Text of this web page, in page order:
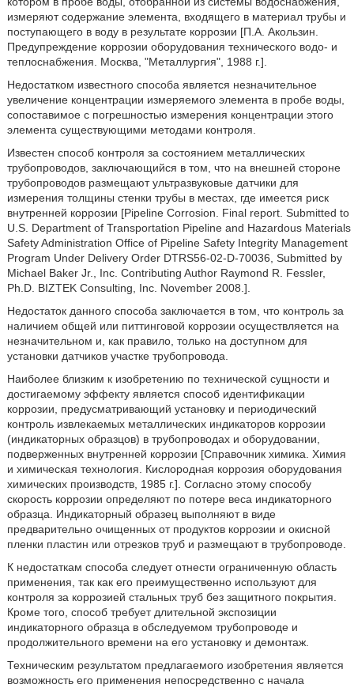
измеряют содержание элемента, входящего в материал трубы и
поступающего в воду в результате коррозии [П.А. Акользин.
Предупреждение коррозии оборудования технического водо- и
теплоснабжения. Москва, "Металлургия", 1988 г.].
Недостатком известного способа является незначительное
увеличение концентрации измеряемого элемента в пробе воды,
сопоставимое с погрешностью измерения концентрации этого
элемента существующими методами контроля.
Известен способ контроля за состоянием металлических
трубопроводов, заключающийся в том, что на внешней стороне
трубопроводов размещают ультразвуковые датчики для
измерения толщины стенки трубы в местах, где имеется риск
внутренней коррозии [Pipeline Corrosion. Final report. Submitted to
U.S. Department of Transportation Pipeline and Hazardous Materials
Safety Administration Office of Pipeline Safety Integrity Management
Program Under Delivery Order DTRS56-02-D-70036, Submitted by
Michael Baker Jr., Inc. Contributing Author Raymond R. Fessler,
Ph.D. BIZTEK Consulting, Inc. November 2008.].
Недостаток данного способа заключается в том, что контроль за
наличием общей или питтинговой коррозии осуществляется на
незначительном и, как правило, только на доступном для
установки датчиков участке трубопровода.
Наиболее близким к изобретению по технической сущности и
достигаемому эффекту является способ идентификации
коррозии, предусматривающий установку и периодический
контроль извлекаемых металлических индикаторов коррозии
(индикаторных образцов) в трубопроводах и оборудовании,
подверженных внутренней коррозии [Справочник химика. Химия
и химическая технология. Кислородная коррозия оборудования
химических производств, 1985 г.]. Согласно этому способу
скорость коррозии определяют по потере веса индикаторного
образца. Индикаторный образец выполняют в виде
предварительно очищенных от продуктов коррозии и окисной
пленки пластин или отрезков труб и размещают в трубопроводе.
К недостаткам способа следует отнести ограниченную область
применения, так как его преимущественно используют для
контроля за коррозией стальных труб без защитного покрытия.
Кроме того, способ требует длительной экспозиции
индикаторного образца в обследуемом трубопроводе и
продолжительного времени на его установку и демонтаж.
Техническим результатом предлагаемого изобретения является
возможность его применения непосредственно с начала